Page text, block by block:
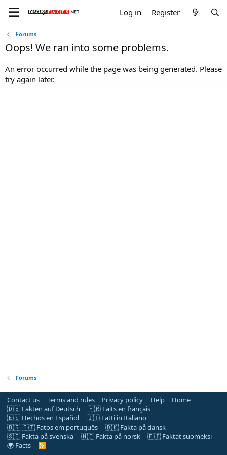
Log in Register
Forums
Oops! We ran into some problems.
An error occurred while the page was being generated. Please
try again later.
Forums
Contact us Terms and rules Privacy policy Help
Home
🇩🇪 Fakten auf Deutsch
🇫🇷 Faits en français
🇪🇸 Hechos en Español
🇮🇹 Fatti in Italiano
🇧🇷 🇵🇹 Fatos em português
🇩🇰 Fakta på dansk
🇸🇪 Fakta på svenska
🇳🇴 Fakta på norsk
🇫🇮 Faktat suomeksi
🌍 Facts
R